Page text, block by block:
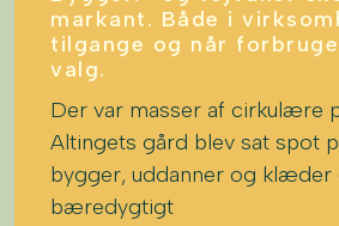
markant. Både i
tilgange og når
valg.
Der var masser af cirkulære
Altingets gård blev sat spot
bygger, uddanner og klæder
bæredygtigt